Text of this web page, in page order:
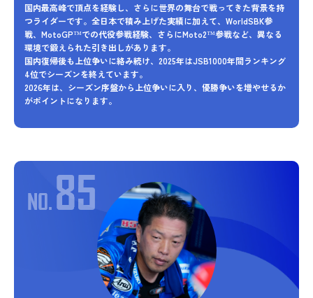
国内最高峰で頂点を経験し、さらに世界の舞台で戦ってきた背景を持
つライダーです。全日本で積み上げた実績に加えて、WorldSBK参
戦、MotoGP™での代役参戦経験、さらにMoto2™参戦など、異なる
環境で鍛えられた引き出しがあります。
国内復帰後も上位争いに絡み続け、2025年はJSB1000年間ランキング
4位でシーズンを終えています。
2026年は、シーズン序盤から上位争いに入り、優勝争いを増やせるか
がポイントになります。